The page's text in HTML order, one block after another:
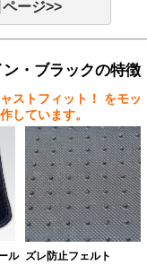
ージ>>
・ブラックの特徴
ストフィット！
をモッ
しています。
ル ズレ防止フェルト